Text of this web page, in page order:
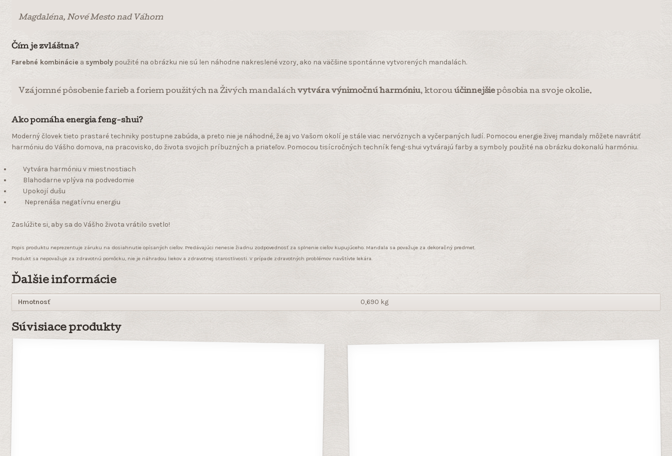
Magdaléna, Nové Mesto nad Váhom
Čím je zvláštna?
Farebné kombinácie a symbolypoužité na obrázku nie sú len náhodne nakreslené vzory, ako na väčšine spontánne vytvorených mandalách.
Vzájomné pôsobenie farieb a foriem použitých na Živých mandaláchvytvára výnimočnú harmóniu, ktorouúčinnejšiepôsobia na svoje okolie.
Ako pomáha energia feng-shui?
Moderný človek tieto prastaré techniky postupne zabúda, a preto nie je náhodné, že aj vo Vašom okolí je stále viac nervóznych a vyčerpaných ľudí. Pomocou energie živej mandaly môžete navrátiť
harmóniu do Vášho domova, na pracovisko, do života svojich príbuzných a priateľov. Pomocou tisícročných techník feng-shui vytvárajú farby a symboly použité na obrázku dokonalú harmóniu.
Vytvára harmóniu v miestnostiach
Blahodarne vplýva na podvedomie
Upokojí dušu
Neprenáša negatívnu energiu
Zaslúžite si, aby sa do Vášho života vrátilo svetlo!
Popis produktu neprezentuje záruku na dosiahnutie opísaných cieľov. Predávajúci nenesie žiadnu zodpovednosť za splnenie cieľov kupujúceho. Mandala sa považuje za dekoračný predmet.
Produkt sa nepovažuje za zdravotnú pomôcku, nie je náhradou liekov a zdravotnej starostlivosti. V prípade zdravotných problémov navštívte lekára.
Ďalšie informácie
Hmotnosť 0,690 kg
Súvisiace produkty